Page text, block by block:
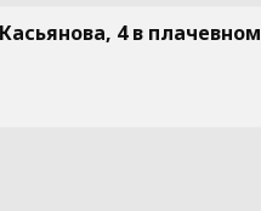
4 в плачевном